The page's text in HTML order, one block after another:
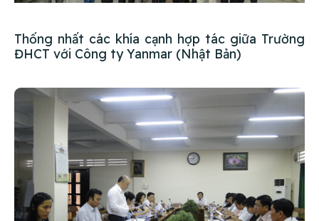
Thống nhất các khía cạnh hợp tác giữa Trường
ĐHCT với Công ty Yanmar (Nhật Bản)